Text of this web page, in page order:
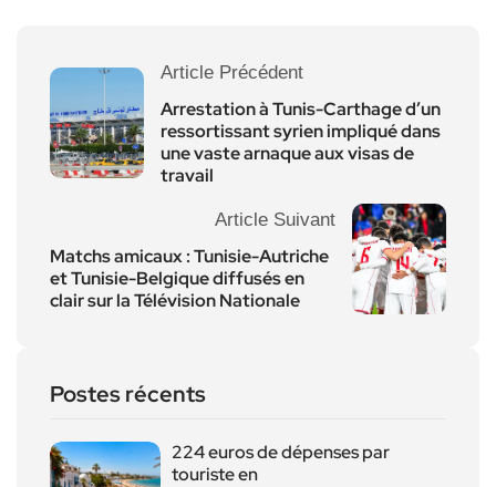
Article Précédent
Arrestation à Tunis-Carthage d’un
ressortissant syrien impliqué dans
une vaste arnaque aux visas de
travail
Article Suivant
Matchs amicaux : Tunisie-Autriche
et Tunisie-Belgique diffusés en
clair sur la Télévision Nationale
Postes récents
224 euros de dépenses par
touriste en